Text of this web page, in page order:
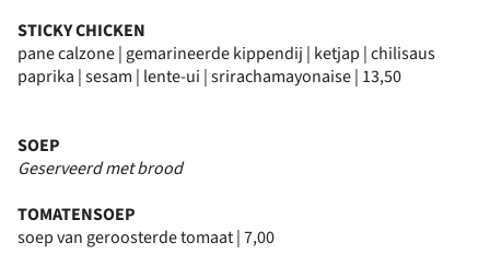
STICKY CHICKEN
pane calzone | gemarineerde kippendij | ketjap | chilisaus
paprika | sesam | lente-ui | srirachamayonaise | 13,50
SOEP
Geserveerd met brood
TOMATENSOEP
soep van geroosterde tomaat | 7,00